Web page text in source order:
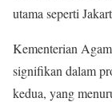
utama seperti
Kementerian
signifikan dalam
kedua, yang